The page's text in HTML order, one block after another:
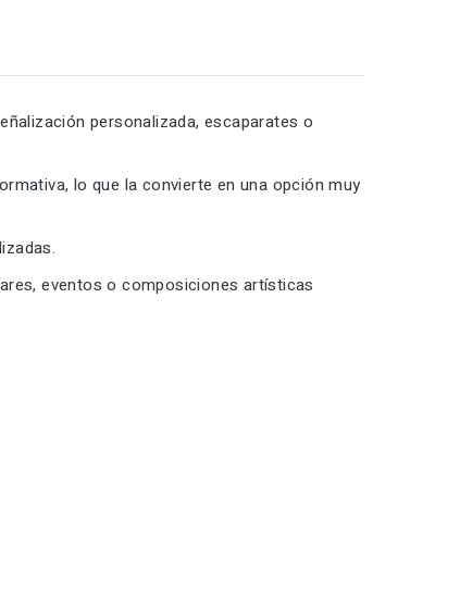
personalizada, escaparates o
lo que la convierte en una opción muy
eventos o composiciones artísticas